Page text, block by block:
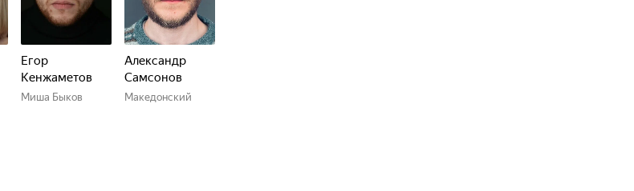
Егор
Кенжаметов
Миша Быков
Александр
Самсонов
Македонский